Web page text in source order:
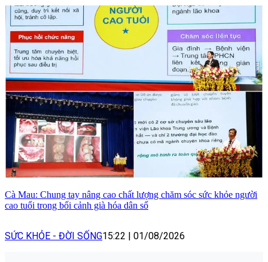
Cà Mau: Chung tay nâng cao chất lượng chăm sóc sức khỏe người
cao tuổi trong bối cảnh già hóa dân số
SỨC KHỎE - ĐỜI SỐNG15:22 01/08/2026